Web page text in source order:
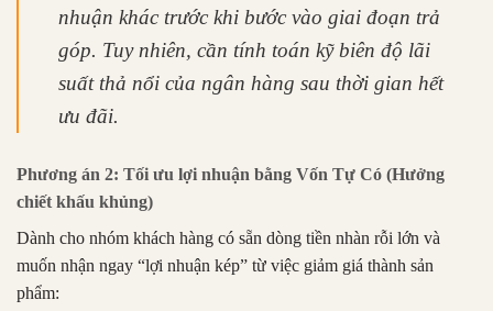
nhuận khác trước khi bước vào giai đoạn trả
góp. Tuy nhiên, cần tính toán kỹ biên độ lãi
suất thả nổi của ngân hàng sau thời gian hết
ưu đãi.
Phương án 2: Tối ưu lợi nhuận bằng Vốn Tự Có (Hưởng
chiết khấu khủng)
Dành cho nhóm khách hàng có sẵn dòng tiền nhàn rỗi lớn và
muốn nhận ngay “lợi nhuận kép” từ việc giảm giá thành sản
phẩm: